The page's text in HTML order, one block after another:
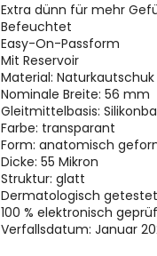
Extra dünn für mehr
Befeuchtet
Easy-On-Passform
Mit Reservoir
Material: Naturkautschuk
Nominale Breite: 56 mm
Gleitmittelbasis:
Farbe: transparant
Form: anatomisch
Dicke: 55 Mikron
Struktur: glatt
Dermatologisch getestet
100 % elektronisch
Verfallsdatum: Januar